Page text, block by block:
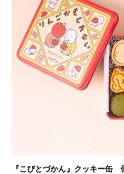
『こびとづかん』クッキー缶